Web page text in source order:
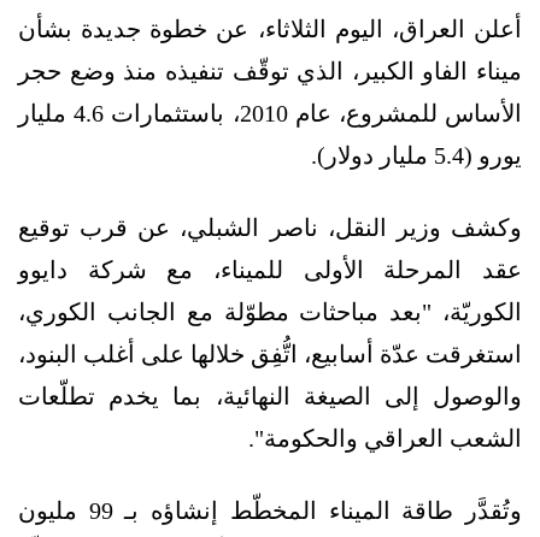
أعلن العراق، اليوم الثلاثاء، عن خطوة جديدة بشأن
ميناء الفاو الكبير، الذي توقّف تنفيذه منذ وضع حجر
الأساس للمشروع، عام 2010، باستثمارات 4.6 مليار
يورو (5.4 مليار دولار).
وكشف وزير النقل، ناصر الشبلي، عن قرب توقيع
عقد المرحلة الأولى للميناء، مع شركة دايوو
الكوريّة، "بعد مباحثات مطوّلة مع الجانب الكوري،
استغرقت عدّة أسابيع، اتُّفِق خلالها على أغلب البنود،
والوصول إلى الصيغة النهائية، بما يخدم تطلّعات
الشعب العراقي والحكومة".
وتُقدَّر طاقة الميناء المخطّط إنشاؤه بـ 99 مليون